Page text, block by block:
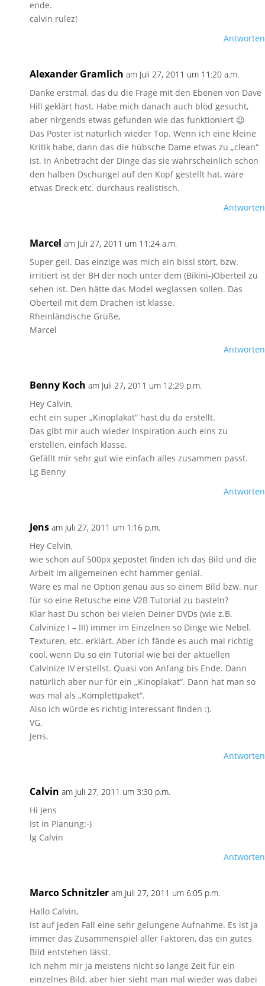
ende.
calvin rulez!
Antworten
Alexander Gramlich am Juli 27, 2011 um 11:20 a.m.
Danke erstmal, das du die Frage mit den Ebenen von Dave
Hill geklärt hast. Habe mich danach auch blöd gesucht,
aber nirgends etwas gefunden wie das funktioniert 😉
Das Poster ist natürlich wieder Top. Wenn ich eine kleine
Kritik habe, dann das die hübsche Dame etwas zu „clean“
ist. In Anbetracht der Dinge das sie wahrscheinlich schon
den halben Dschungel auf den Kopf gestellt hat, wäre
etwas Dreck etc. durchaus realistisch.
Antworten
Marcel am Juli 27, 2011 um 11:24 a.m.
Super geil. Das einzige was mich ein bissl stört, bzw.
irritiert ist der BH der noch unter dem (Bikini-)Oberteil zu
sehen ist. Den hätte das Model weglassen sollen. Das
Oberteil mit dem Drachen ist klasse.
Rheinländische Grüße,
Marcel
Antworten
Benny Koch am Juli 27, 2011 um 12:29 p.m.
Hey Calvin,
echt ein super „Kinoplakat“ hast du da erstellt.
Das gibt mir auch wieder Inspiration auch eins zu
erstellen, einfach klasse.
Gefällt mir sehr gut wie einfach alles zusammen passt.
Lg Benny
Antworten
Jens am Juli 27, 2011 um 1:16 p.m.
Hey Celvin,
wie schon auf 500px gepostet finden ich das Bild und die
Arbeit im allgemeinen echt hammer genial.
Wäre es mal ne Option genau aus so einem Bild bzw. nur
für so eine Retusche eine V2B Tutorial zu basteln?
Klar hast Du schon bei vielen Deiner DVDs (wie z.B.
Calvinize I – III) immer im Einzelnen so Dinge wie Nebel,
Texturen, etc. erklärt. Aber ich fände es auch mal richtig
cool, wenn Du so ein Tutorial wie bei der aktuellen
Calvinize IV erstellst. Quasi von Anfang bis Ende. Dann
natürlich aber nur für ein „Kinoplakat“. Dann hat man so
was mal als „Komplettpaket“.
Also ich würde es richtig interessant finden :).
VG,
Jens.
Antworten
Calvin am Juli 27, 2011 um 3:30 p.m.
Hi Jens
Ist in Planung:-)
lg Calvin
Antworten
Marco Schnitzler am Juli 27, 2011 um 6:05 p.m.
Hallo Calvin,
ist auf jeden Fall eine sehr gelungene Aufnahme. Es ist ja
immer das Zusammenspiel aller Faktoren, das ein gutes
Bild entstehen lässt.
Ich nehm mir ja meistens nicht so lange Zeit für ein
einzelnes Bild, aber hier sieht man mal wieder was dabei